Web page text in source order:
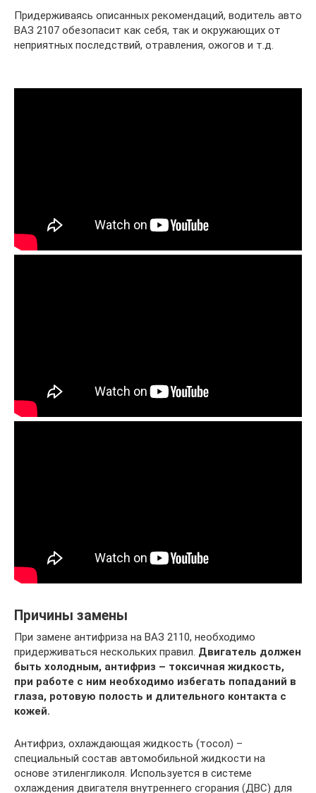
Придерживаясь описанных рекомендаций, водитель авто
ВАЗ 2107 обезопасит как себя, так и окружающих от
неприятных последствий, отравления, ожогов и т.д.
Причины замены
При замене антифриза на ВАЗ 2110, необходимо
придерживаться нескольких правил. Двигатель должен
быть холодным, антифриз – токсичная жидкость,
при работе с ним необходимо избегать попаданий в
глаза, ротовую полость и длительного контакта с
кожей.
Антифриз, охлаждающая жидкость (тосол) –
специальный состав автомобильной жидкости на
основе этиленгликоля. Используется в системе
охлаждения двигателя внутреннего сгорания (ДВС) для